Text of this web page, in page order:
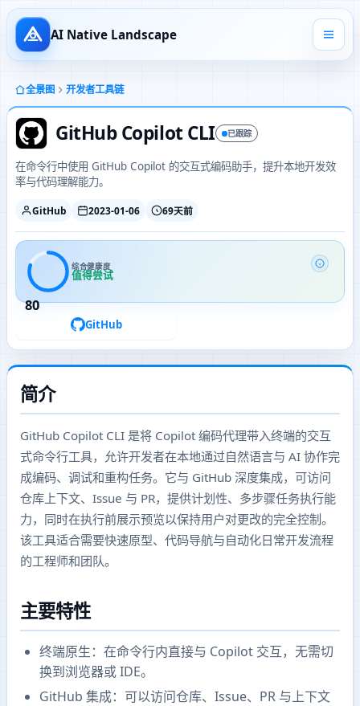
AI Native Landscape
全景图 开发者工具链
GitHub Copilot CLI 已跟踪
在命令行中使用 GitHub Copilot 的交互式编码助手，提升本地开发效
率与代码理解能力。
GitHub 2023-01-06 69天前
80
综合健康度
值得尝试
GitHub
简介
GitHub Copilot CLI 是将 Copilot 编码代理带入终端的交互
式命令行工具，允许开发者在本地通过自然语言与 AI 协作完
成编码、调试和重构任务。它与 GitHub 深度集成，可访问
仓库上下文、Issue 与 PR，提供计划性、多步骤任务执行能
力，同时在执行前展示预览以保持用户对更改的完全控制。
该工具适合需要快速原型、代码导航与自动化日常开发流程
的工程师和团队。
主要特性
终端原生：在命令行内直接与 Copilot 交互，无需切
换到浏览器或 IDE。
GitHub 集成：可以访问仓库、Issue、PR 与上下文